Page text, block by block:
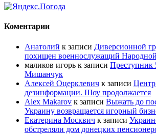
Коментарии
Анатолий к записи Диверсионной
похищен военнослужащий
маликов игорь к записи Преступник
Мишанчук
Алексей Оцерклевич к записи Центр
дезинформации. Шоу продолжается
Alex Makarov к записи Выжать до
Украину возвращается игорный
Екатерина Москвич к записи
обстреляли дом донецких